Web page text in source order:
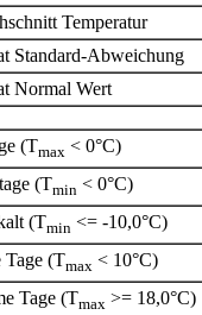
Temperatur
Standard-Abweichung
Normal Wert
(Tmax < 0°C)
(Tmin < 0°C)
(Tmin <= -10,0°C)
Tage (Tmax < 10°C)
Tage (Tmax >= 18,0°C)